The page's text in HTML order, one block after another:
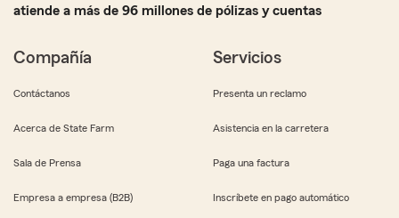
atiende a más de 96 millones de pólizas y cuentas
Compañía
Contáctanos
Acerca de State Farm
Sala de Prensa
Empresa a empresa (B2B)
Servicios
Presenta un reclamo
Asistencia en la carretera
Paga una factura
Inscríbete en pago automático